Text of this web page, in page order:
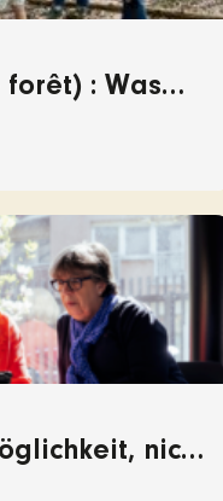
forêt) : Was
nicht